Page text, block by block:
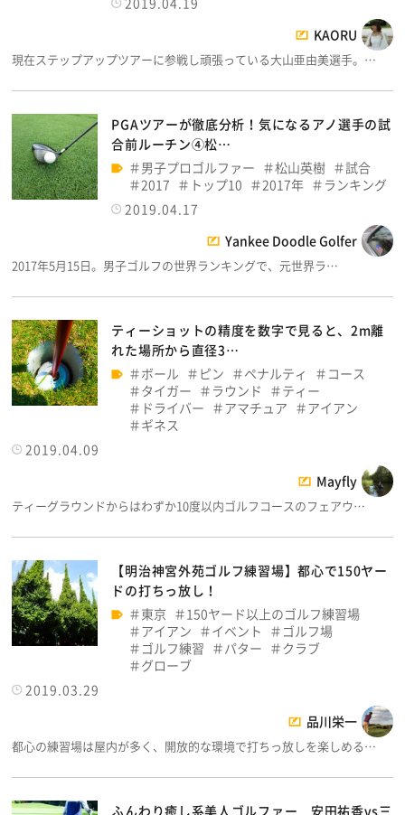
KAORU
現在ステップアップツアーに参戦し頑張っている大山亜由美選手。…
PGAツアーが徹底分析！気になるアノ選手の試
合前ルーチン④松…
男子プロゴルファー
松山英樹
試合
2017
トップ10 2017年
ランキング
2019.04.17
Yankee Doodle Golfer
2017年5月15日。男子ゴルフの世界ランキングで、元世界ラ…
ティーショットの精度を数字で見ると、2m離
れた場所から直径3…
ボール
ピン ペナルティ
コース
タイガー
ラウンド
ティー
ドライバー
アマチュア
アイアン
ギネス
2019.04.09
Mayfly
ティーグラウンドからはわずか10度以内ゴルフコースのフェアウ…
【明治神宮外苑ゴルフ練習場】都心で150ヤー
ドの打ちっ放し！
東京
150ヤード以上のゴルフ練習場
アイアン
イベント
ゴルフ場
ゴルフ練習
パター
クラブ
グローブ
2019.03.29
品川栄一
都心の練習場は屋内が多く、開放的な環境で打ちっ放しを楽しめる…
ふんわり癒し系美人ゴルファー 安田祐香vs三